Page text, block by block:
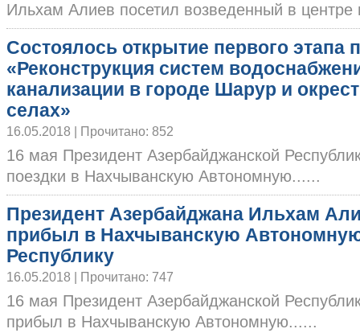
Ильхам Алиев посетил возведенный в центре
Состоялось открытие первого этапа
«Реконструкция систем
канализации в городе Шарур и
селах»
16.05.2018 | Прочитано: 852
16 мая Президент Азербайджанской
поездки в Нахчыванскую Автономную......
Президент Азербайджана Ильхам
прибыл в Нахчыванскую
Республику
16.05.2018 | Прочитано: 747
16 мая Президент Азербайджанской
прибыл в Нахчыванскую Автономную......